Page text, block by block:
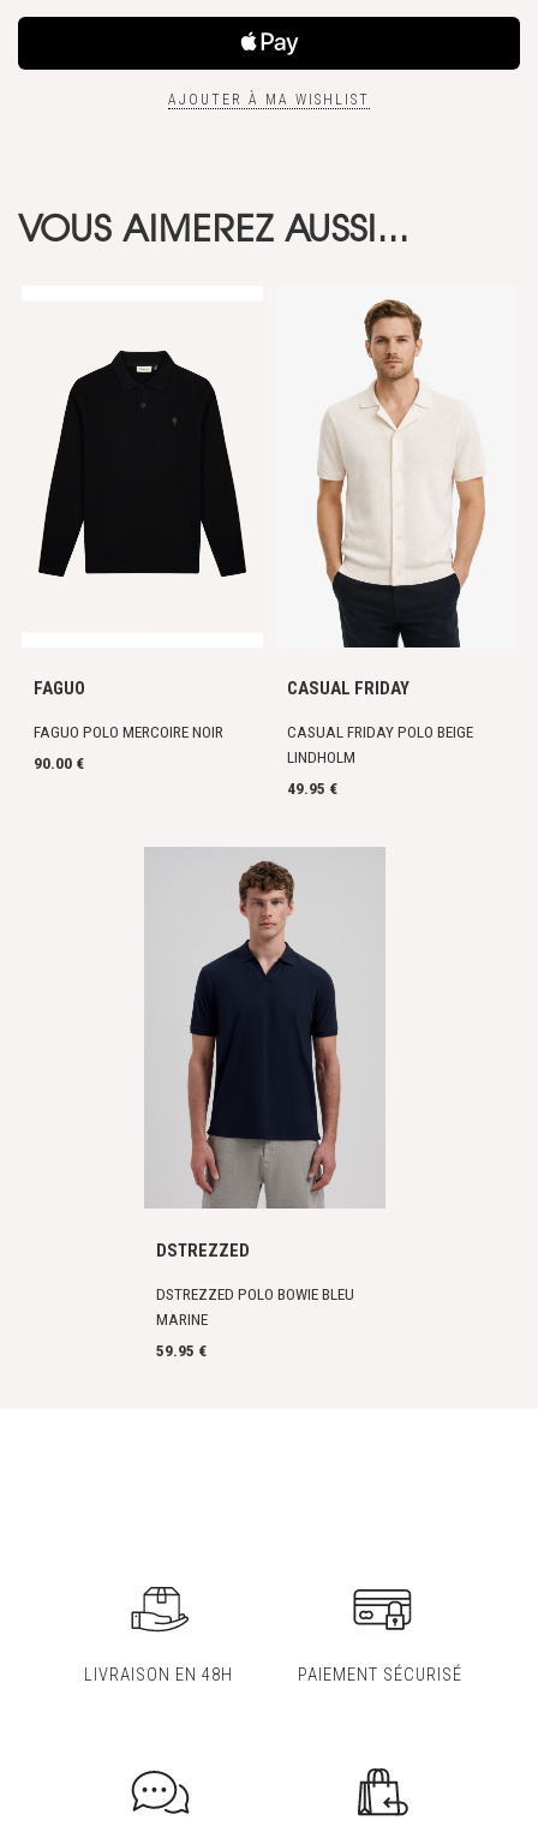
AJOUTER À MA WISHLIST
VOUS AIMEREZ AUSSI...
FAGUO
FAGUO POLO MERCOIRE NOIR
90.00 €
CASUAL FRIDAY
CASUAL FRIDAY POLO BEIGE
LINDHOLM
49.95 €
DSTREZZED
DSTREZZED POLO BOWIE BLEU
MARINE
59.95 €
LIVRAISON EN 48H PAIEMENT SÉCURISÉ